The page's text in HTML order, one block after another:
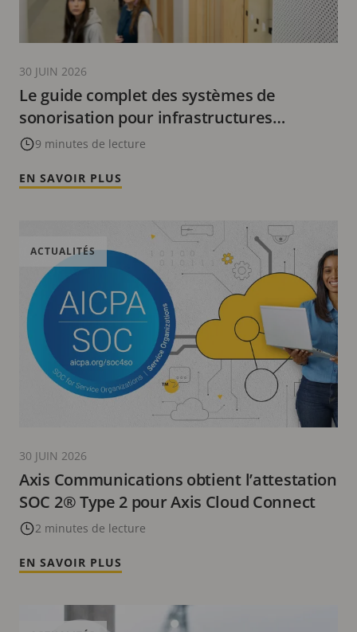
Le guide complet des systèmes de
sonorisation pour infrastructures
scolaires | Conseils de sécurité inclus
9 minutes de lecture
30 JUIN 2026
EN SAVOIR PLUS
Axis Communications obtient l’attestation
SOC 2® Type 2 pour Axis Cloud Connect
2 minutes de lecture
ACTUALITÉS
30 JUIN 2026
EN SAVOIR PLUS